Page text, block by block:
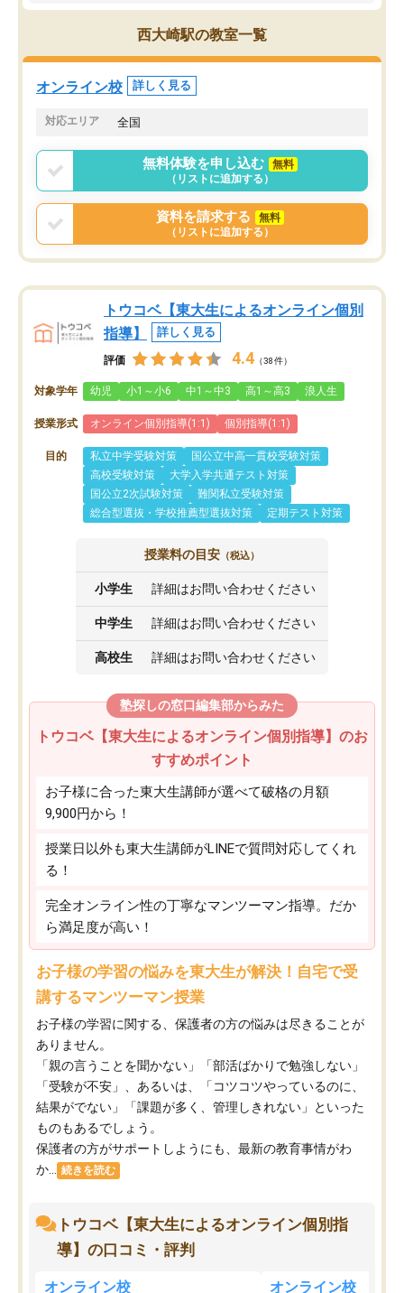
であるので無料の週末教室を使用しな
がら頑張って欲しいと思います！
西大崎駅の教室一覧
オンライン校 詳しく見る
対応エリア 全国
無料体験を申し込む
無料
（リストに追加する）
資料を請求する
無料
（リストに追加する）
トウコベ【東大生によるオンライン個別
指導】
詳しく見る
評価 4.4 （38件）
対象学年 幼児 小1～小6 中1～中3 高1～高3 浪人生
授業形式 オンライン個別指導(1:1) 個別指導(1:1)
目的 私立中学受験対策
国公立中高一貫校受験対策
高校受験対策
大学入学共通テスト対策
国公立2次試験対策
難関私立受験対策
総合型選抜・学校推薦型選抜対策
定期テスト対策
授業料の目安 （税込）
小学生 詳細はお問い合わせください
中学生 詳細はお問い合わせください
高校生 詳細はお問い合わせください
塾探しの窓口編集部からみた
トウコベ【東大生によるオンライン個別指導】のお
すすめポイント
お子様に合った東大生講師が選べて破格の月額
9,900円から！
授業日以外も東大生講師がLINEで質問対応してくれ
る！
完全オンライン性の丁寧なマンツーマン指導。だか
ら満足度が高い！
お子様の学習の悩みを東大生が解決！自宅で受
講するマンツーマン授業
お子様の学習に関する、保護者の方の悩みは尽きることが
ありません。
「親の言うことを聞かない」「部活ばかりで勉強しない」
「受験が不安」、あるいは、「コツコツやっているのに、
結果がでない」「課題が多く、管理しきれない」といった
ものもあるでしょう。
保護者の方がサポートしようにも、最新の教育事情がわ
か...
続きを読む
トウコベ【東大生によるオンライン個別指
導】の口コミ・評判
オンライン校 オンライン校